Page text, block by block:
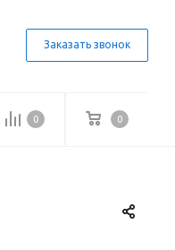
Заказать звонок
0 0